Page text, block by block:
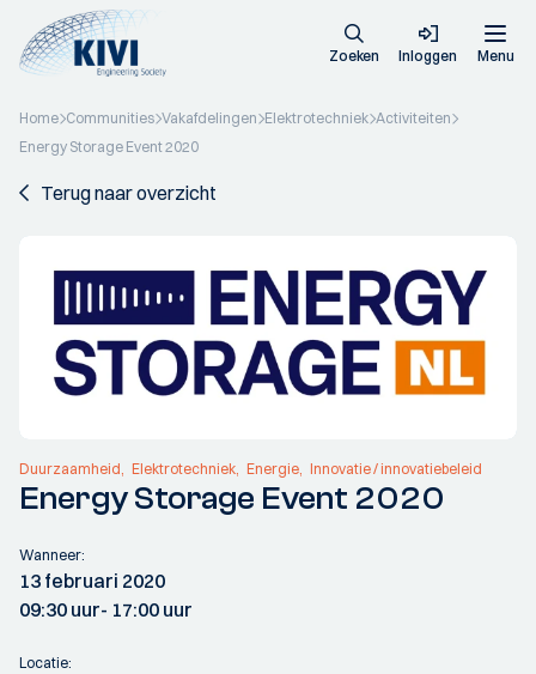
Zoeken Inloggen Menu
Home Communities Vakafdelingen Elektrotechniek Activiteiten
Energy Storage Event 2020
Terug naar overzicht
Duurzaamheid Elektrotechniek Energie Innovatie / innovatiebeleid
Energy Storage Event 2020
Wanneer:
13 februari 2020
09:30 uur- 17:00 uur
Locatie: